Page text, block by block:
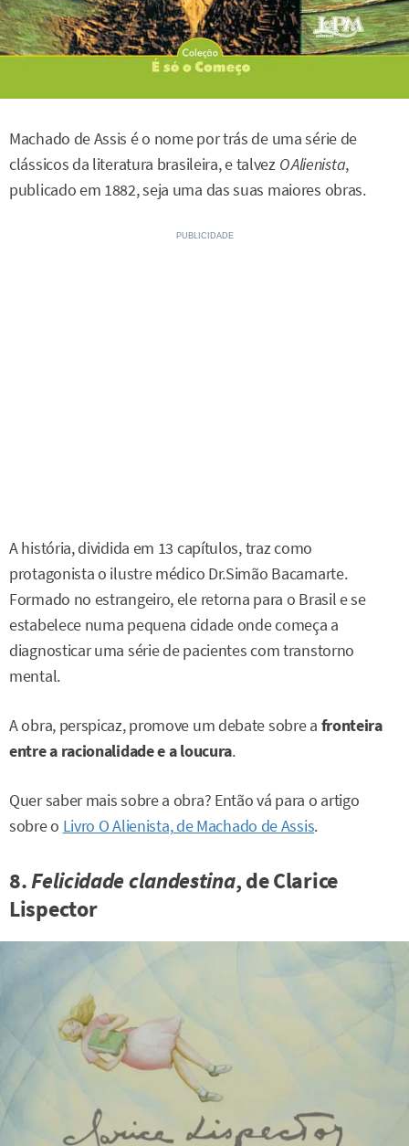
Machado de Assis é o nome por trás de uma série de
clássicos da literatura brasileira, e talvez O Alienista,
publicado em 1882, seja uma das suas maiores obras.
A história, dividida em 13 capítulos, traz como
protagonista o ilustre médico Dr.Simão Bacamarte.
Formado no estrangeiro, ele retorna para o Brasil e se
estabelece numa pequena cidade onde começa a
diagnosticar uma série de pacientes com transtorno
mental.
A obra, perspicaz, promove um debate sobre a fronteira
entre a racionalidade e a loucura.
Quer saber mais sobre a obra? Então vá para o artigo
sobre o Livro O Alienista, de Machado de Assis.
8.Felicidade clandestina, de Clarice
Lispector